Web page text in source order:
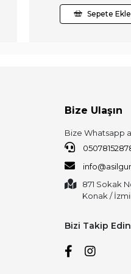
Sepete Ekle
Bize Ulaşın
Bize Whatsapp
871 Sokak
Konak /
Bizi Takip Edin